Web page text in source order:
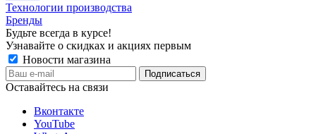
Технологии производства
Бренды
Будьте всегда в курсе!
Узнавайте о скидках и акциях первым
Новости магазина
Оставайтесь на связи
Вконтакте
YouTube